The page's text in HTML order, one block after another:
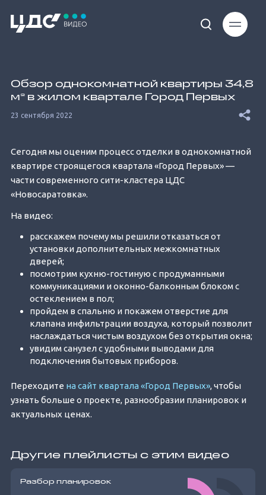
11.94%
Обзор однокомнатной квартиры 34,8
м² в жилом квартале Город Первых
23 сентября 2022
Сегодня мы оценим процесс отделки в однокомнатной
квартире строящегося квартала «Город Первых» —
части современного сити-кластера ЦДС
«Новосаратовка».
На видео:
расскажем почему мы решили отказаться от
установки дополнительных межкомнатных
дверей;
посмотрим кухню-гостиную с продуманными
коммуникациями и оконно-балконным блоком с
остеклением в пол;
пройдем в спальню и покажем отверстие для
клапана инфильтрации воздуха, который позволит
наслаждаться чистым воздухом без открытия окна;
увидим санузел с удобными выводами для
подключения бытовых приборов.
Переходите на сайт квартала «Город Первых», чтобы
узнать больше о проекте, разнообразии планировок и
актуальных ценах.
Другие плейлисты с этим видео
Разбор планировок